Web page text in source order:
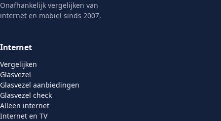
Onafhankelijk vergelijken van
internet en mobiel sinds 2007.
Internet
Vergelijken
Glasvezel
Glasvezel aanbiedingen
Glasvezel check
Alleen internet
Internet en TV